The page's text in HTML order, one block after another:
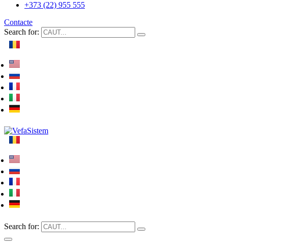
+373 (22) 955 555
Contacte
Search for:
Search for: